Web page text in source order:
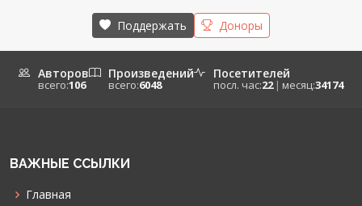
Поддержать Доноры
Авторов
всего:106
Произведений
всего:6048
Посетителей
посл. час:22 | месяц:34174
ВАЖНЫЕ ССЫЛКИ
Главная